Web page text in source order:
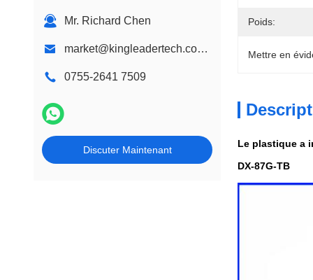
Mr. Richard Chen
market@kingleadertech.com echo@kingleadertech.com
0755-2641 7509
Discuter Maintenant
Poids:
Mettre en
Le plastique a
DX-87G-TB